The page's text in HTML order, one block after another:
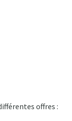
offres :